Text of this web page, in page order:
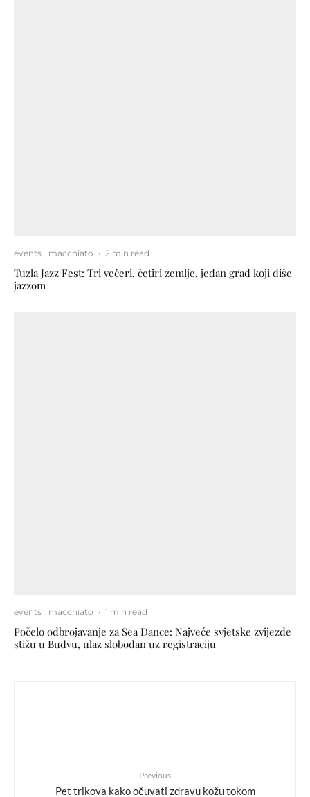
events macchiato · 2 min read
Tuzla Jazz Fest: Tri večeri, četiri zemlje, jedan grad koji diše
jazzom
events macchiato · 1 min read
Počelo odbrojavanje za Sea Dance: Najveće svjetske zvijezde
stižu u Budvu, ulaz slobodan uz registraciju
Previous
Pet trikova kako očuvati zdravu kožu tokom